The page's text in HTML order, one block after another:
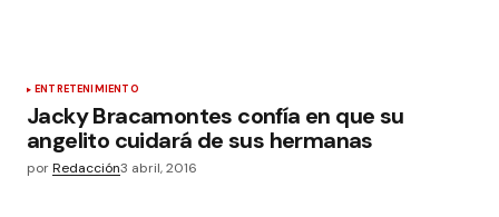
ENTRETENIMIENTO
Jacky Bracamontes confía en que su
angelito cuidará de sus hermanas
porRedacción3 abril, 2016